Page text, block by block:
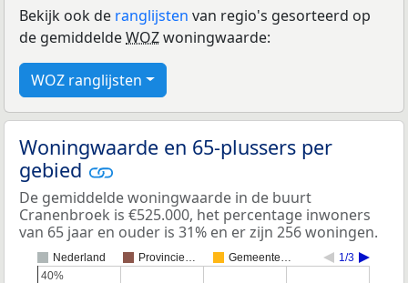
Bekijk ook de ranglijsten van regio's gesorteerd op
de gemiddeldeWOZwoningwaarde:
WOZ ranglijsten
Woningwaarde en 65-plussers per
gebied
De gemiddelde woningwaarde in de buurt
Cranenbroek is €525.000, het percentage inwoners
van 65 jaar en ouder is 31% en er zijn 256 woningen.
Nederland Provincie… Gemeente… 1/3
40%
40%